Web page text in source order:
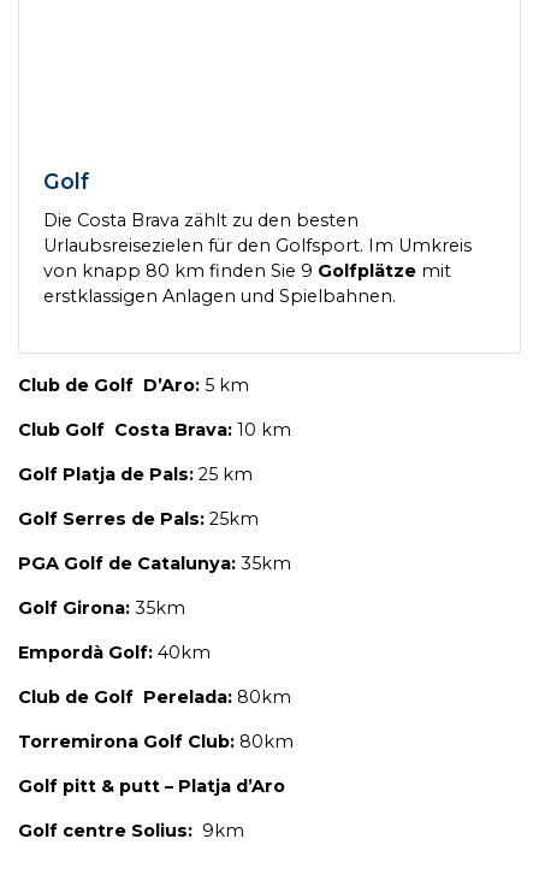
Golf
Die Costa Brava zählt zu den besten
Urlaubsreisezielen für den Golfsport. Im Umkreis
von knapp 80 km finden Sie 9 Golfplätze mit
erstklassigen Anlagen und Spielbahnen.
Club de Golf D’Aro: 5 km
Club Golf Costa Brava: 10 km
Golf Platja de Pals: 25 km
Golf Serres de Pals: 25km
PGA Golf de Catalunya: 35km
Golf Girona: 35km
Empordà Golf: 40km
Club de Golf Perelada: 80km
Torremirona Golf Club: 80km
Golf pitt & putt – Platja d’Aro
Golf centre Solius: 9km